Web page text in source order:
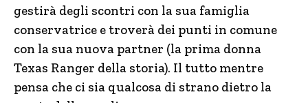
gestirà degli scontri con la sua famiglia
conservatrice e troverà dei punti in comune
con la sua nuova partner (la prima donna
Texas Ranger della storia). Il tutto mentre
pensa che ci sia qualcosa di strano dietro la